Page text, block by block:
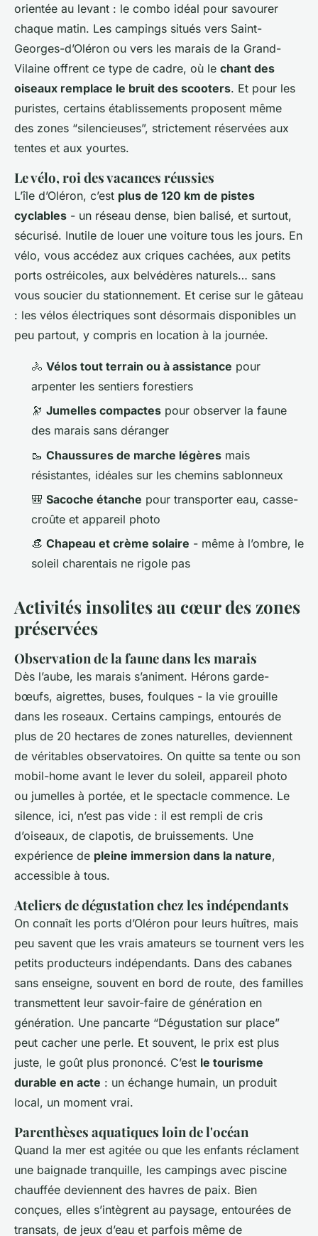
orientée au levant : le combo idéal pour savourer
chaque matin. Les campings situés vers Saint-
Georges-d’Oléron ou vers les marais de la Grand-
Vilaine offrent ce type de cadre, où le chant des
oiseaux remplace le bruit des scooters. Et pour les
puristes, certains établissements proposent même
des zones “silencieuses”, strictement réservées aux
tentes et aux yourtes.
Le vélo, roi des vacances réussies
L’île d’Oléron, c’est plus de 120 km de pistes
cyclables - un réseau dense, bien balisé, et surtout,
sécurisé. Inutile de louer une voiture tous les jours. En
vélo, vous accédez aux criques cachées, aux petits
ports ostréicoles, aux belvédères naturels… sans
vous soucier du stationnement. Et cerise sur le gâteau
: les vélos électriques sont désormais disponibles un
peu partout, y compris en location à la journée.
🚴 Vélos tout terrain ou à assistance pour
arpenter les sentiers forestiers
🔭 Jumelles compactes pour observer la faune
des marais sans déranger
🥾 Chaussures de marche légères mais
résistantes, idéales sur les chemins sablonneux
🎒 Sacoche étanche pour transporter eau, casse-
croûte et appareil photo
👒 Chapeau et crème solaire - même à l’ombre, le
soleil charentais ne rigole pas
Activités insolites au cœur des zones
préservées
Observation de la faune dans les marais
Dès l’aube, les marais s’animent. Hérons garde-
bœufs, aigrettes, buses, foulques - la vie grouille
dans les roseaux. Certains campings, entourés de
plus de 20 hectares de zones naturelles, deviennent
de véritables observatoires. On quitte sa tente ou son
mobil-home avant le lever du soleil, appareil photo
ou jumelles à portée, et le spectacle commence. Le
silence, ici, n’est pas vide : il est rempli de cris
d’oiseaux, de clapotis, de bruissements. Une
expérience de pleine immersion dans la nature,
accessible à tous.
Ateliers de dégustation chez les indépendants
On connaît les ports d’Oléron pour leurs huîtres, mais
peu savent que les vrais amateurs se tournent vers les
petits producteurs indépendants. Dans des cabanes
sans enseigne, souvent en bord de route, des familles
transmettent leur savoir-faire de génération en
génération. Une pancarte “Dégustation sur place”
peut cacher une perle. Et souvent, le prix est plus
juste, le goût plus prononcé. C’est le tourisme
durable en acte : un échange humain, un produit
local, un moment vrai.
Parenthèses aquatiques loin de l'océan
Quand la mer est agitée ou que les enfants réclament
une baignade tranquille, les campings avec piscine
chauffée deviennent des havres de paix. Bien
conçues, elles s’intègrent au paysage, entourées de
transats, de jeux d’eau et parfois même de